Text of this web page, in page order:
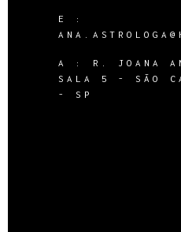
E :
A :
R. JOANA
SALA 5 - SÃO
- SP